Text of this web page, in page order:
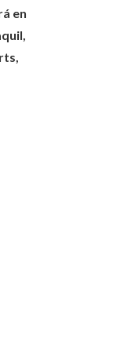
en